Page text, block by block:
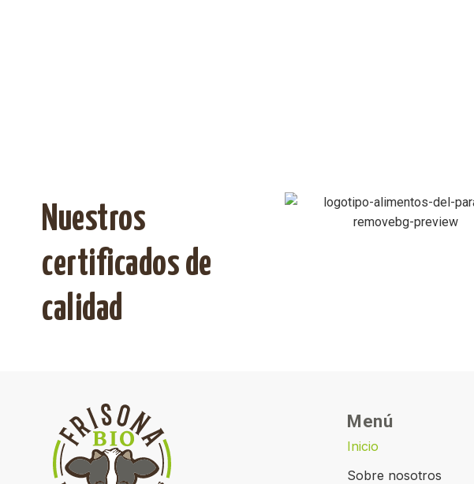
Nuestros
certificados de
calidad
Menú
Inicio
Sobre nosotros